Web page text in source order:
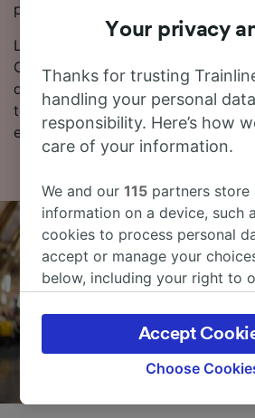
på tog fra Casalmaggiore til
Les videre for mer informasjon om
Cremona, inkludert vanlige
de første og siste togene og tips
togbilletter til en lav pris. Hvis du
er det bare å starte billettsøket
Your privacy
Thanks for trusting
handling your personal
responsibility. Here’s how
care of your information.
We and our115 partners store
information on a device, such
cookies to process personal
accept or manage your
below, including your right to
the privacy policy page. These
signaled to our partners and
browsing data. Your data will
track you.
Choose
Accept